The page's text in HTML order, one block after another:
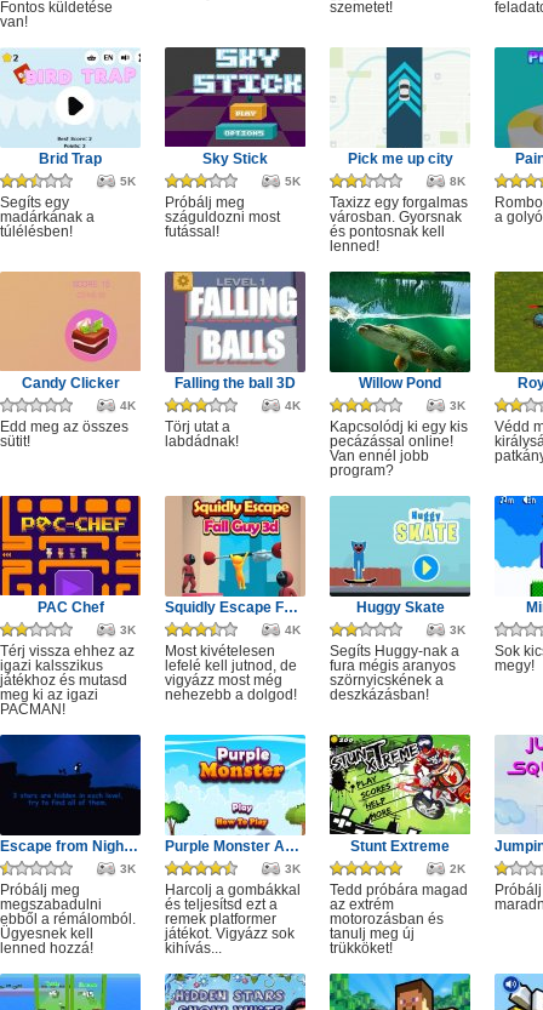
Fontos küldetése
van!
szemetet!
Brid Trap
5K
Segíts egy
madárkának a
túlélésben!
Sky Stick
5K
Próbálj meg
száguldozni most
futással!
Pick me up city
8K
Taxizz egy forgalmas
városban. Gyorsnak
és pontosnak kell
lenned!
a
Candy Clicker
4K
Edd meg az összes
sütit!
Falling the ball 3D
4K
Törj utat a
labdádnak!
Willow Pond
3K
Kapcsolódj ki egy kis
pecázással online!
Van ennél jobb
program?
Védd
PAC Chef
3K
Térj vissza ehhez az
igazi kalsszikus
játékhoz és mutasd
meg ki az igazi
PACMAN!
Squidly Escape Fall Guy 3D
4K
Most kivételesen
lefelé kell jutnod, de
vigyázz most még
nehezebb a dolgod!
Huggy Skate
3K
Segíts Huggy-nak a
fura mégis aranyos
szörnyicskének a
deszkázásban!
Sok
megy!
Escape from Nightmare
3K
Próbálj meg
megszabadulni
ebből a rémálomból.
Ügyesnek kell
lenned hozzá!
Purple Monster Adventure
3K
Harcolj a gombákkal
és teljesítsd ezt a
remek platformer
játékot. Vigyázz sok
kihívás...
Stunt Extreme
2K
Tedd próbára magad
az extrém
motorozásban és
tanulj meg új
trükköket!